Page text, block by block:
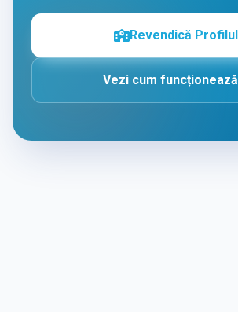
Revendică Profilul
Vezi cum funcționează